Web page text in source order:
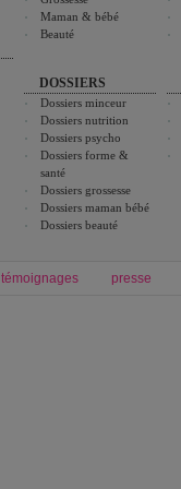
Maman & bébé
Beauté
DOSSIERS
Dossiers minceur
Dossiers nutrition
Dossiers psycho
Dossiers forme &
santé
Dossiers grossesse
Dossiers maman bébé
Dossiers beauté
témoignages presse